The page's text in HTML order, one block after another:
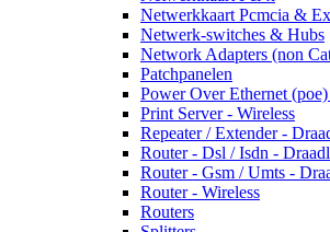
Netwerkkaart Pcmcia &
Netwerk-switches & Hubs
Network Adapters (non
Patchpanelen
Power Over Ethernet
Print Server - Wireless
Repeater / Extender -
Router - Dsl / Isdn -
Router - Gsm / Umts -
Router - Wireless
Routers